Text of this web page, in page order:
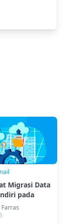
Migrasi Data
pada